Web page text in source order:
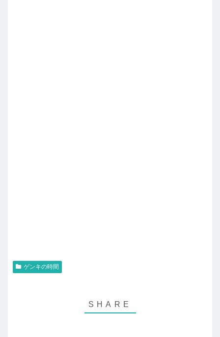
ゲンキの時間